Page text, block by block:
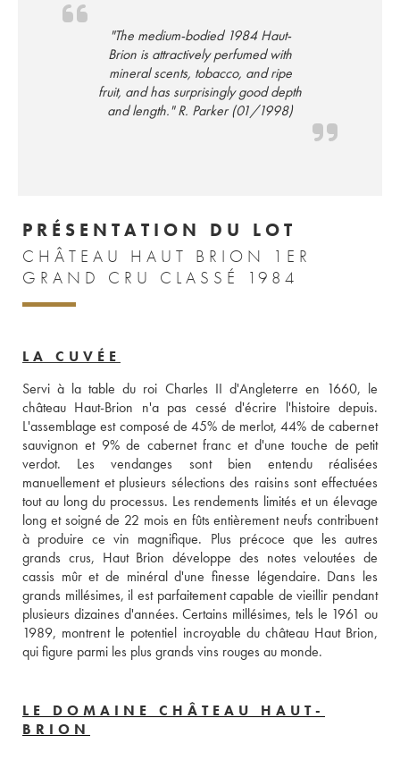
"The medium-bodied 1984 Haut-
Brion is attractively perfumed with
mineral scents, tobacco, and ripe
fruit, and has surprisingly good depth
and length." R. Parker (01/1998)
PRÉSENTATION DU LOT
CHÂTEAU HAUT BRION 1ER
GRAND CRU CLASSÉ 1984
LA CUVÉE
Servi à la table du roi Charles II d'Angleterre en 1660, le
château Haut-Brion n'a pas cessé d'écrire l'histoire depuis.
L'assemblage est composé de 45% de merlot, 44% de cabernet
sauvignon et 9% de cabernet franc et d'une touche de petit
verdot. Les vendanges sont bien entendu réalisées
manuellement et plusieurs sélections des raisins sont effectuées
tout au long du processus. Les rendements limités et un élevage
long et soigné de 22 mois en fûts entièrement neufs contribuent
à produire ce vin magnifique. Plus précoce que les autres
grands crus, Haut Brion développe des notes veloutées de
cassis mûr et de minéral d'une finesse légendaire. Dans les
grands millésimes, il est parfaitement capable de vieillir pendant
plusieurs dizaines d'années. Certains millésimes, tels le 1961 ou
1989, montrent le potentiel incroyable du château Haut Brion,
qui figure parmi les plus grands vins rouges au monde.
LE DOMAINE CHÂTEAU HAUT-
BRION